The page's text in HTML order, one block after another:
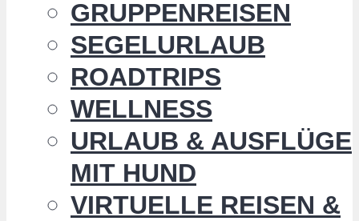
GRUPPENREISEN
SEGELURLAUB
ROADTRIPS
WELLNESS
URLAUB & AUSFLÜGE
MIT HUND
VIRTUELLE REISEN &